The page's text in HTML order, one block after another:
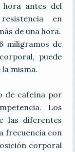
antes del
en
de una hora.
miligramos de
puede
misma.
de cafeína por
Los
las diferentes
frecuencia con
corporal